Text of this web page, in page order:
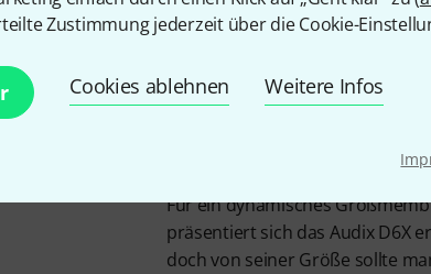
Zustimmung jederzeit über die Cookie-
Cookies ablehnen Weitere Infos
(VLM), mit der Audix das bei
Transienten werden äußerst präzise
zur Geltung.
Für ein dynamisches
präsentiert sich das Audix D6X
doch von seiner Größe sollte